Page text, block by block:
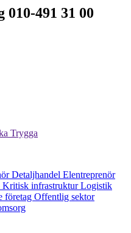
491 31 00
Trygga
Detaljhandel Elentreprenör
Kritisk infrastrukturLogistik
företag Offentlig sektor